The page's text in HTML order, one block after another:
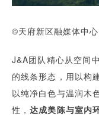
©天府新区融媒体中心
J&A团队精心从空间
的线条形态，用以构
以纯净白色与温润木
性，达成美陈与室内